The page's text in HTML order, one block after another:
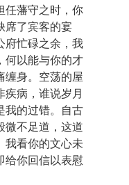
任藩守之时，你
席了宾客的宴
府忙碌之余，我
何以能与你的才
缠身。空荡的屋
病，谁说岁月
我的过错。自古
微不足道，这道
我看你的文心未
给你回信以表慰